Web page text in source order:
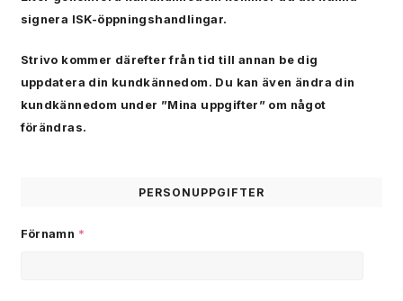
signera ISK-öppningshandlingar.
Strivo kommer därefter från tid till annan be dig
uppdatera din kundkännedom. Du kan även ändra din
kundkännedom under ”Mina uppgifter” om något
förändras.
PERSONUPPGIFTER
Förnamn *